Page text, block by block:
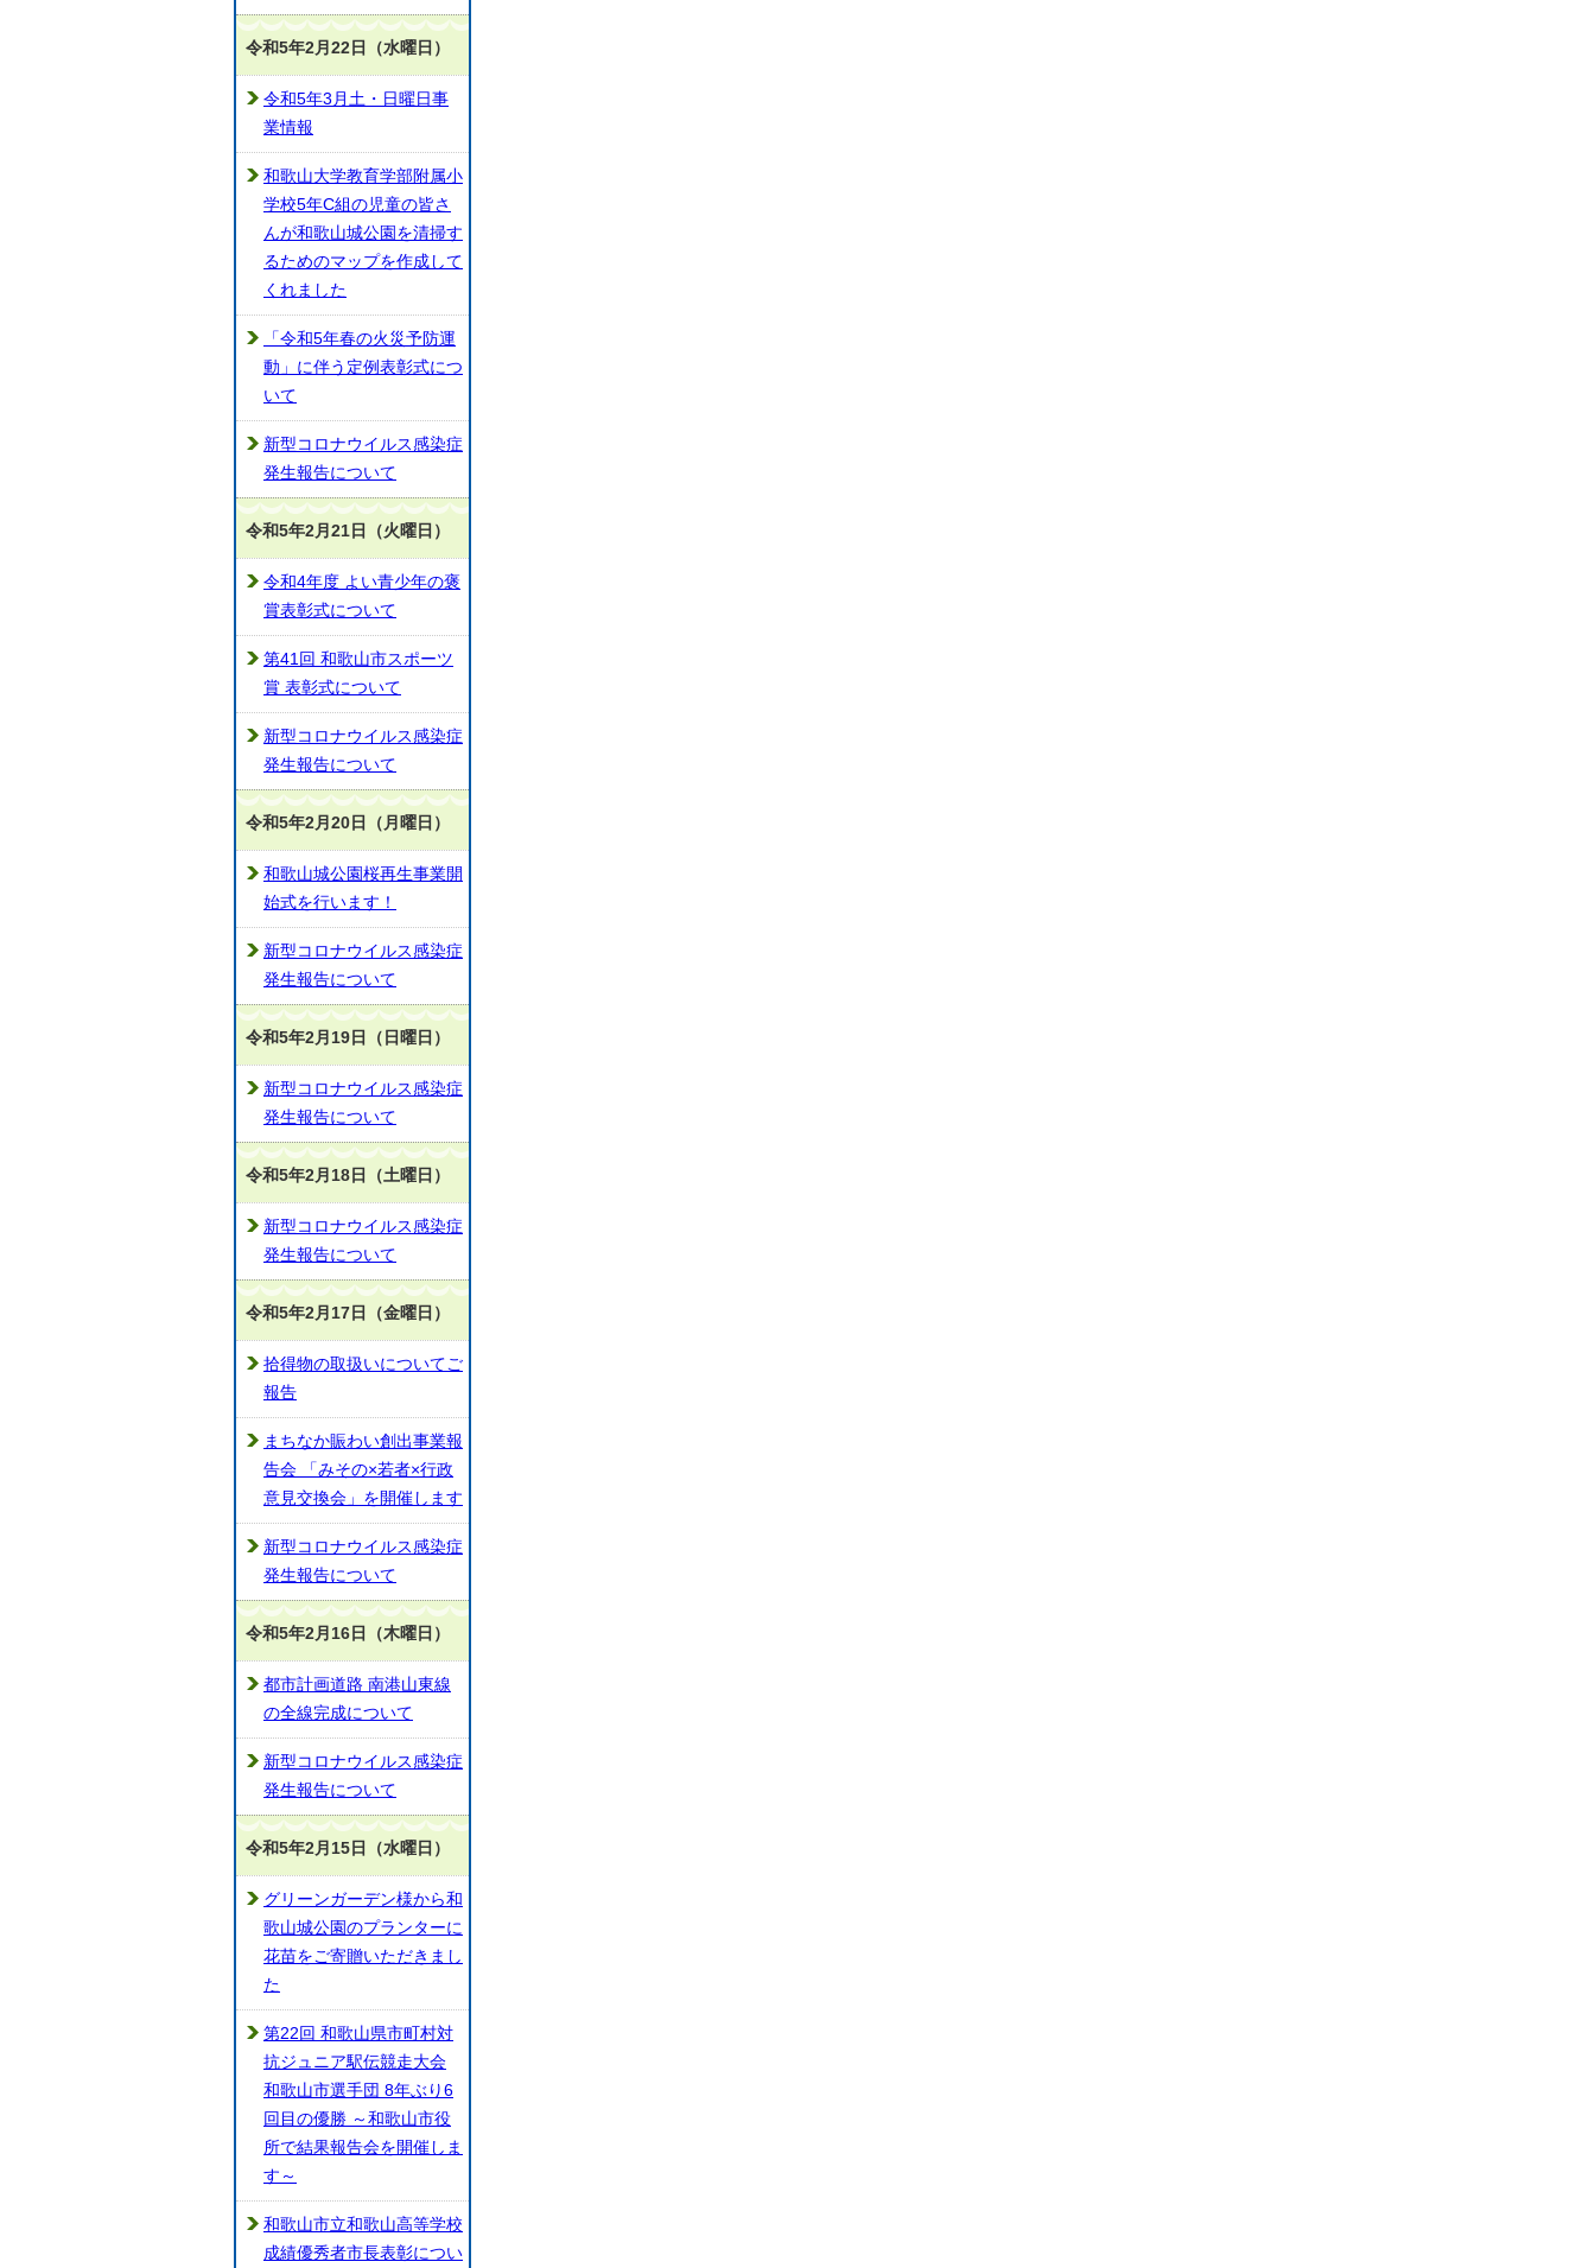
令和5年2月22日（水曜日）
令和5年3月土・日曜日事
業情報
和歌山大学教育学部附属小
学校5年C組の児童の皆さ
んが和歌山城公園を清掃す
るためのマップを作成して
くれました
「令和5年春の火災予防運
動」に伴う定例表彰式につ
いて
新型コロナウイルス感染症
発生報告について
令和5年2月21日（火曜日）
令和4年度 よい青少年の褒
賞表彰式について
第41回 和歌山市スポーツ
賞 表彰式について
新型コロナウイルス感染症
発生報告について
令和5年2月20日（月曜日）
和歌山城公園桜再生事業開
始式を行います！
新型コロナウイルス感染症
発生報告について
令和5年2月19日（日曜日）
新型コロナウイルス感染症
発生報告について
令和5年2月18日（土曜日）
新型コロナウイルス感染症
発生報告について
令和5年2月17日（金曜日）
拾得物の取扱いについてご
報告
まちなか賑わい創出事業報
告会 「みその×若者×行政
意見交換会」を開催します
新型コロナウイルス感染症
発生報告について
令和5年2月16日（木曜日）
都市計画道路 南港山東線
の全線完成について
新型コロナウイルス感染症
発生報告について
令和5年2月15日（水曜日）
グリーンガーデン様から和
歌山城公園のプランターに
花苗をご寄贈いただきまし
た
第22回 和歌山県市町村対
抗ジュニア駅伝競走大会
和歌山市選手団 8年ぶり6
回目の優勝 ～和歌山市役
所で結果報告会を開催しま
す～
和歌山市立和歌山高等学校
成績優秀者市長表彰につい